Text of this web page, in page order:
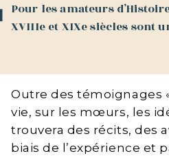
Pour les amateurs
XVIIIe et XIXe siècles sont
Outre des témoignages
vie, sur les mœurs, les
trouvera des récits, des
biais de l’expérience et